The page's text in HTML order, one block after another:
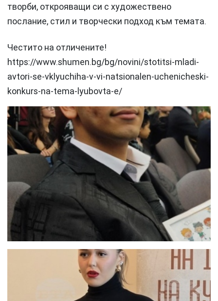
творби, открояващи си с художествено
послание, стил и творчески подход към темата.
Честито на отличените!
https://www.shumen.bg/bg/novini/stotitsi-mladi-
avtori-se-vklyuchiha-v-vi-natsionalen-uchenicheski-
konkurs-na-tema-lyubovta-e/